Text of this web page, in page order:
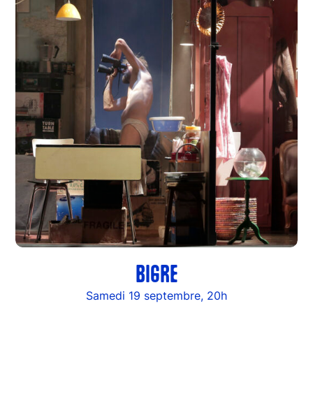
BIGRE
Samedi 19 septembre, 20h